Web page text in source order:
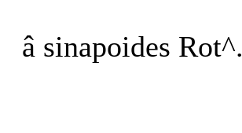
â sinapoides Rot^.